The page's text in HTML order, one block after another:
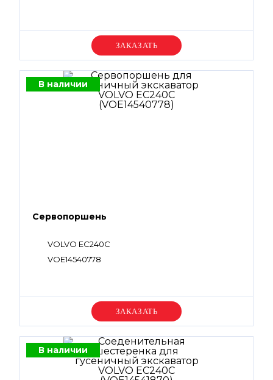
Уточняйте цену
В наличии
Сервопоршень
VOLVO EC240C
VOE14540778
Уточняйте цену
В наличии